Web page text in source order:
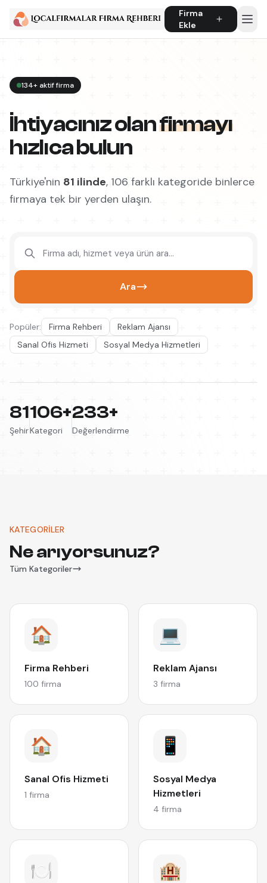
Firma
Ekle
134+ aktif firma
İhtiyacınız olanfirmayı
hızlıca bulun
Türkiye'nin 81 ilinde, 106 farklı kategoride binlerce
firmaya tek bir yerden ulaşın.
Ara
Popüler: Firma Rehberi
Reklam Ajansı
Sanal Ofis Hizmeti
Sosyal Medya Hizmetleri
81
Şehir
106+
Kategori
233+
Değerlendirme
KATEGORILER
Ne arıyorsunuz?
Tüm Kategoriler
🏠
Firma Rehberi
100 firma
💻
Reklam Ajansı
3 firma
🏠
Sanal Ofis Hizmeti
1 firma
📱
Sosyal Medya
Hizmetleri
4 firma
🍽️ 🏨